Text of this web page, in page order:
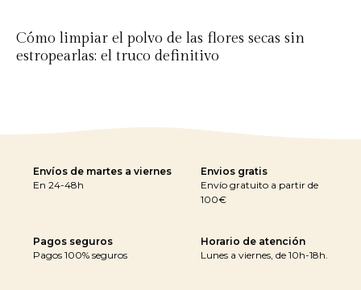
Cómo limpiar el polvo de las flores secas sin
estropearlas: el truco definitivo
Envíos de martes a viernes
En 24-48h
Envios gratis
Envío gratuito a partir de
100€
Pagos seguros
Pagos 100% seguros
Horario de atención
Lunes a viernes, de 10h-18h.